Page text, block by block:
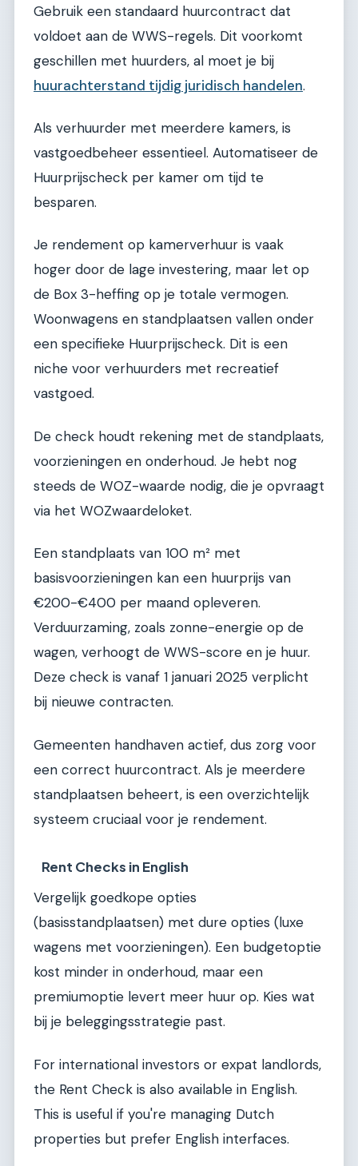
Gebruik een standaard huurcontract dat
voldoet aan de WWS-regels. Dit voorkomt
geschillen met huurders, al moet je bij
huurachterstand tijdig juridisch handelen.
Als verhuurder met meerdere kamers, is
vastgoedbeheer essentieel. Automatiseer de
Huurprijscheck per kamer om tijd te
besparen.
Je rendement op kamerverhuur is vaak
hoger door de lage investering, maar let op
de Box 3-heffing op je totale vermogen.
Woonwagens en standplaatsen vallen onder
een specifieke Huurprijscheck. Dit is een
niche voor verhuurders met recreatief
vastgoed.
De check houdt rekening met de standplaats,
voorzieningen en onderhoud. Je hebt nog
steeds de WOZ-waarde nodig, die je opvraagt
via het WOZwaardeloket.
Een standplaats van 100 m² met
basisvoorzieningen kan een huurprijs van
€200-€400 per maand opleveren.
Verduurzaming, zoals zonne-energie op de
wagen, verhoogt de WWS-score en je huur.
Deze check is vanaf 1 januari 2025 verplicht
bij nieuwe contracten.
Gemeenten handhaven actief, dus zorg voor
een correct huurcontract. Als je meerdere
standplaatsen beheert, is een overzichtelijk
systeem cruciaal voor je rendement.
Rent Checks in English
Vergelijk goedkope opties
(basisstandplaatsen) met dure opties (luxe
wagens met voorzieningen). Een budgetoptie
kost minder in onderhoud, maar een
premiumoptie levert meer huur op. Kies wat
bij je beleggingsstrategie past.
For international investors or expat landlords,
the Rent Check is also available in English.
This is useful if you're managing Dutch
properties but prefer English interfaces.